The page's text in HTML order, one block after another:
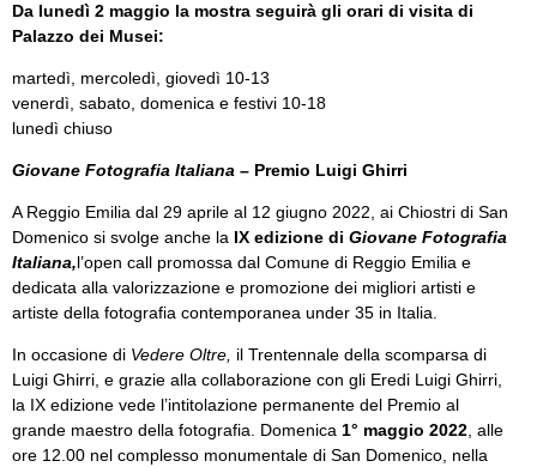
Da lunedì 2 maggio la mostra seguirà gli orari di visita di
Palazzo dei Musei:
martedì, mercoledì, giovedì 10-13
venerdì, sabato, domenica e festivi 10-18
lunedì chiuso
Giovane Fotografia Italiana – Premio Luigi Ghirri
A Reggio Emilia dal 29 aprile al 12 giugno 2022, ai Chiostri di San
Domenico si svolge anche la IX edizione di Giovane Fotografia
Italiana,l’open call promossa dal Comune di Reggio Emilia e
dedicata alla valorizzazione e promozione dei migliori artisti e
artiste della fotografia contemporanea under 35 in Italia.
In occasione di Vedere Oltre, il Trentennale della scomparsa di
Luigi Ghirri, e grazie alla collaborazione con gli Eredi Luigi Ghirri,
la IX edizione vede l’intitolazione permanente del Premio al
grande maestro della fotografia. Domenica 1° maggio 2022, alle
ore 12.00 nel complesso monumentale di San Domenico, nella